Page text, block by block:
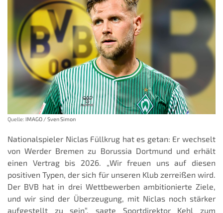
Quelle: IMAGO / Sven Simon
Nationalspieler Niclas Füllkrug hat es getan: Er wechselt
von Werder Bremen zu Borussia Dortmund und erhält
einen Vertrag bis 2026. „Wir freuen uns auf diesen
positiven Typen, der sich für unseren Klub zerreißen wird.
Der BVB hat in drei Wettbewerben ambitionierte Ziele,
und wir sind der Überzeugung, mit Niclas noch stärker
aufgestellt zu sein“, sagte Sportdirektor Kehl zum